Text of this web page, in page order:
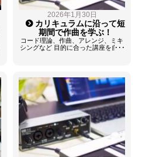
2026年1月30日
カリキュラムに沿って短
期間で作曲を学ぶ！
コード理論、作曲、アレンジ、ミキ
シングなど 目的に合った講座を自由
DTMスクールD …